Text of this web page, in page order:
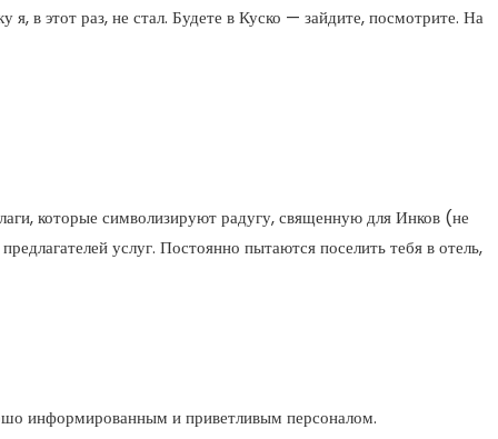
в этот раз, не стал. Будете в Куско — зайдите, посмотрите. На
которые символизируют радугу, священную для Инков (не
услуг. Постоянно пытаются поселить тебя в отель,
информированным и приветливым персоналом.